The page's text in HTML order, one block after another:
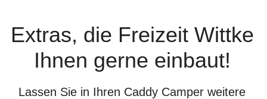
Extras, die Freizeit Wittke
Ihnen gerne einbaut!
Lassen Sie in Ihren Caddy Camper weitere